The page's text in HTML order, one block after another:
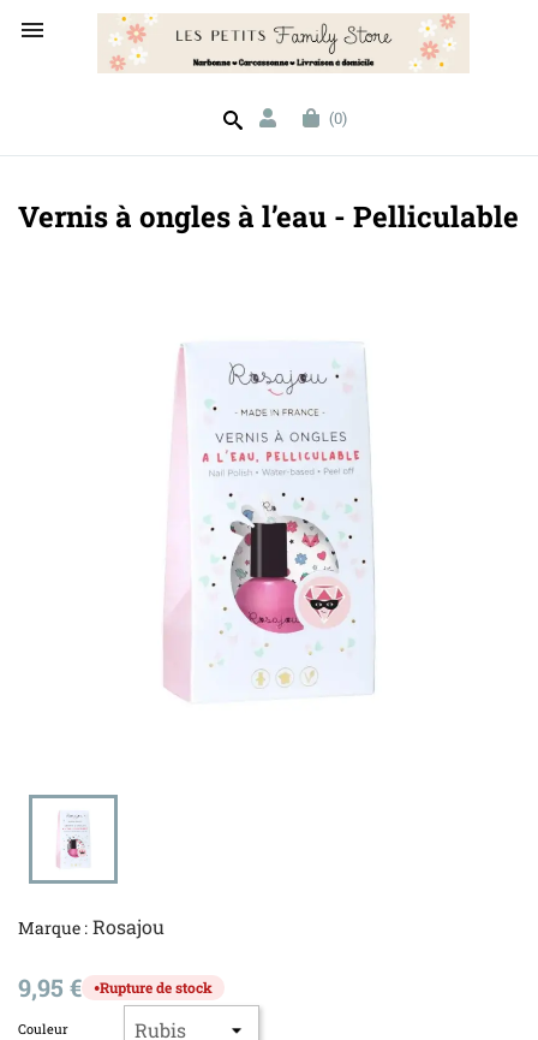

(0)
Vernis à ongles à l’eau - Pelliculable
Marque : Rosajou
9,95 € ●Rupture de stock
Couleur